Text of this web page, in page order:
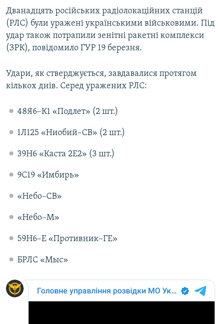
Дванадцять російських радіолокаційних станцій
(РЛС) були уражені українськими військовими. Під
удар також потрапили зенітні ракетні комплекси
(ЗРК), повідомило ГУР 19 березня.
Удари, як стверджується, завдавалися протягом
кількох днів. Серед уражених РЛС:
48Я6–К1 «Подлет» (2 шт.)
1Л125 «Ниобий–СВ» (2 шт.)
39Н6 «Каста 2Е2» (3 шт.)
9С19 «Имбирь»
«Небо–СВ»
«Небо–М»
59Н6–Е «Противник–ГЕ»
БРЛС «Мыс»